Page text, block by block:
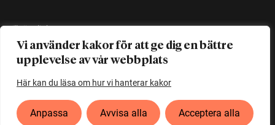
Vi använder kakor för att ge dig en bättre
upplevelse av vår webbplats
Här kan du läsa om hur vi hanterar kakor
Anpassa Avvisa alla Acceptera alla
Tillgänglighet
Ett initiativ avVetenskapsrådet